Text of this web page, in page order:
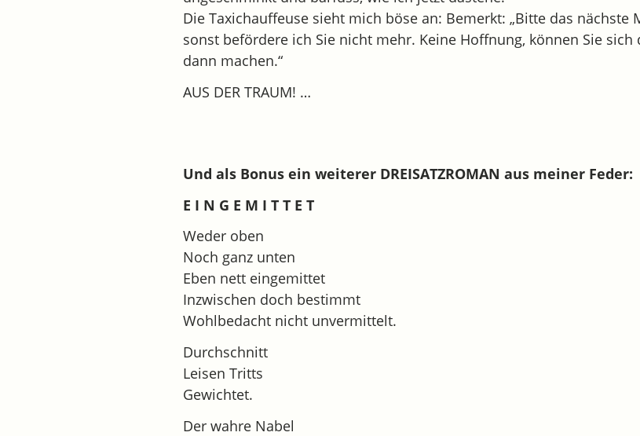
Die Taxichauffeuse sieht mich böse an: Bemerkt: „Bitte das nächste
sonst befördere ich Sie nicht mehr. Keine Hoffnung, können Sie
dann machen.“
AUS DER TRAUM! …
Und als Bonus ein weiterer DREISATZROMAN aus meiner Feder:
E I N G E M I T T E T
Weder oben
Noch ganz unten
Eben nett eingemittet
Inzwischen doch bestimmt
Wohlbedacht nicht unvermittelt.
Durchschnitt
Leisen Tritts
Gewichtet.
Der wahre Nabel